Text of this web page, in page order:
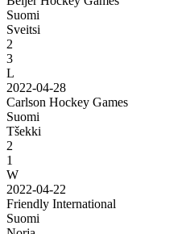
Suomi
Sveitsi
2
3
L
2022-04-28
Carlson Hockey Games
Suomi
Tšekki
2
1
W
2022-04-22
Friendly International
Suomi